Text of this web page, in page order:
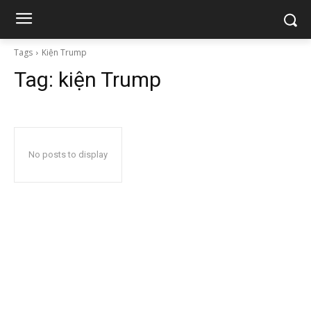
Tags Kiện Trump
Tag: kiện Trump
No posts to display